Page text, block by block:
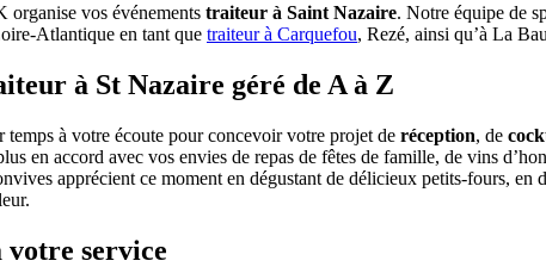
organise vos événements traiteur à Saint Nazaire. Notre équipe de
Atlantique en tant que traiteur à Carquefou, Rezé, ainsi qu’à La
à St Nazaire géré de A à Z
temps à votre écoute pour concevoir votre projet de réception, de
en accord avec vos envies de repas de fêtes de famille, de vins
apprécient ce moment en dégustant de délicieux petits-fours,
votre service